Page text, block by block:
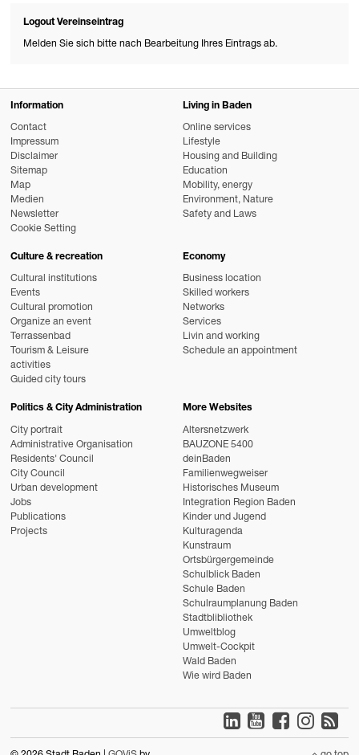
Logout Vereinseintrag
Melden Sie sich bitte nach Bearbeitung Ihres Eintrags ab.
Information
Contact
Impressum
Disclaimer
Sitemap
Map
Medien
Newsletter
Cookie Setting
Living in Baden
Online services
Lifestyle
Housing and Building
Education
Mobility, energy
Environment, Nature
Safety and Laws
Culture & recreation
Cultural institutions
Events
Cultural promotion
Organize an event
Terrassenbad
Tourism & Leisure
activities
Guided city tours
Economy
Business location
Skilled workers
Networks
Services
Livin and working
Schedule an appointment
Politics & City Administration
City portrait
Administrative Organisation
Residents' Council
City Council
Urban development
Jobs
Publications
Projects
More Websites
Altersnetzwerk
BAUZONE 5400
deinBaden
Familienwegweiser
Historisches Museum
Integration Region Baden
Kinder und Jugend
Kulturagenda
Kunstraum
Ortsbürgergemeinde
Schulblick Baden
Schule Baden
Schulraumplanung Baden
Stadtblibliothek
Umweltblog
Umwelt-Cockpit
Wald Baden
Wie wird Baden